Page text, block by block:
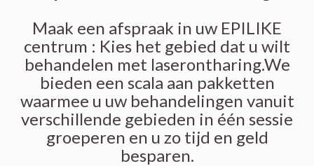
Maak een afspraak in uw EPILIKE
centrum : Kies het gebied dat u wilt
behandelen met laserontharing.We
bieden een scala aan pakketten
waarmee u uw behandelingen vanuit
verschillende gebieden in één sessie
groeperen en u zo tijd en geld
besparen.